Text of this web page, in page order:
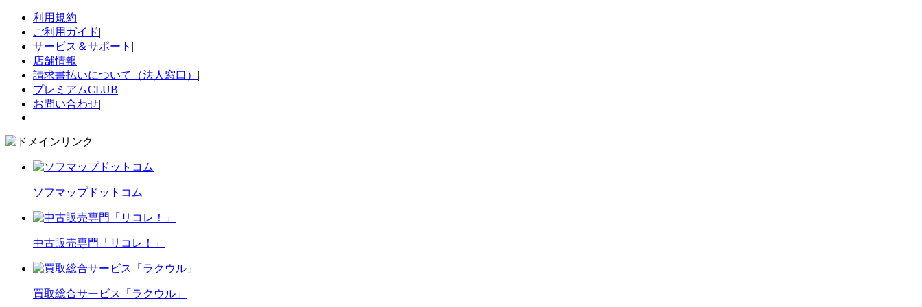
利用規約|
ご利用ガイド|
サービス＆サポート |
店舗情報|
請求書払いについて（法人窓口） |
プレミアムCLUB|
お問い合わせ|
ソフマップドットコム
中古販売専門「リコレ！」
買取総合サービス「ラクウル」